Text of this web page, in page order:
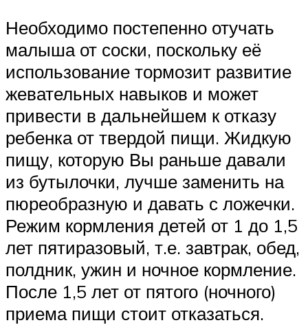
Необходимо постепенно отучать
малыша от соски, поскольку её
использование тормозит развитие
жевательных навыков и может
привести в дальнейшем к отказу
ребенка от твердой пищи. Жидкую
пищу, которую Вы раньше давали
из бутылочки, лучше заменить на
пюреобразную и давать с ложечки.
Режим кормления детей от 1 до 1,5
лет пятиразовый, т.е. завтрак, обед,
полдник, ужин и ночное кормление.
После 1,5 лет от пятого (ночного)
приема пищи стоит отказаться.